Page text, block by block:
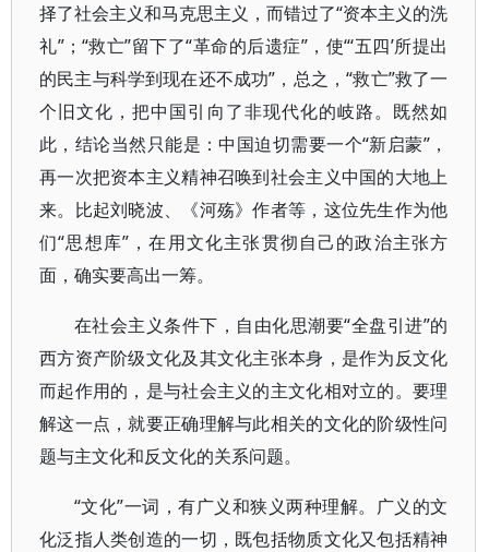
择了社会主义和马克思主义，而错过了“资本主义的洗
礼”；“救亡”留下了“革命的后遗症”，使“‘五四’所提出
的民主与科学到现在还不成功”，总之，“救亡”救了一
个旧文化，把中国引向了非现代化的岐路。既然如
此，结论当然只能是：中国迫切需要一个“新启蒙”，
再一次把资本主义精神召唤到社会主义中国的大地上
来。比起刘晓波、《河殇》作者等，这位先生作为他
们“思想库”，在用文化主张贯彻自己的政治主张方
面，确实要高出一筹。
在社会主义条件下，自由化思潮要“全盘引进”的
西方资产阶级文化及其文化主张本身，是作为反文化
而起作用的，是与社会主义的主文化相对立的。要理
解这一点，就要正确理解与此相关的文化的阶级性问
题与主文化和反文化的关系问题。
“文化”一词，有广义和狭义两种理解。广义的文
化泛指人类创造的一切，既包括物质文化又包括精神